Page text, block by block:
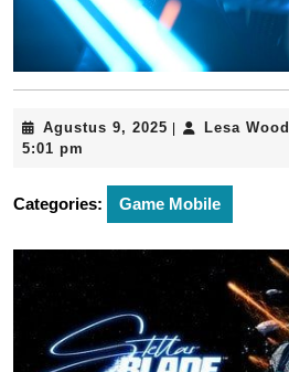
Agustus 9, 2025 Agustus
| Lesa Wood
5:01 pm
Categories: Game Mobile